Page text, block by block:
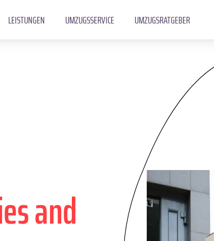
LEISTUNGEN UMZUGSSERVICE UMZUGSRATGEBER
and